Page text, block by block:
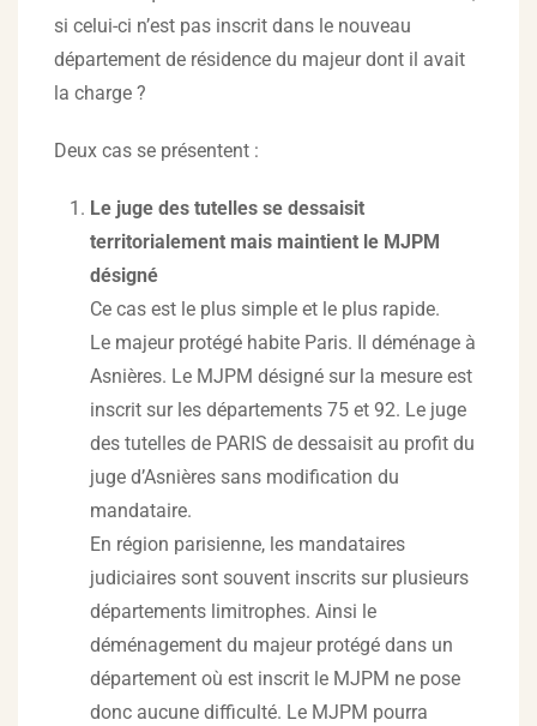
si celui-ci n’est pas inscrit dans le nouveau
département de résidence du majeur dont il avait
la charge ?
Deux cas se présentent :
Le juge des tutelles se dessaisit
territorialement mais maintient le MJPM
désigné
Ce cas est le plus simple et le plus rapide.
Le majeur protégé habite Paris. Il déménage à
Asnières. Le MJPM désigné sur la mesure est
inscrit sur les départements 75 et 92. Le juge
des tutelles de PARIS de dessaisit au profit du
juge d’Asnières sans modification du
mandataire.
En région parisienne, les mandataires
judiciaires sont souvent inscrits sur plusieurs
départements limitrophes. Ainsi le
déménagement du majeur protégé dans un
département où est inscrit le MJPM ne pose
donc aucune difficulté. Le MJPM pourra